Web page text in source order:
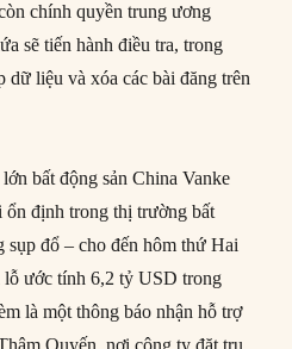
chính quyền trung ương
sẽ tiến hành điều tra, trong
dữ liệu và xóa các bài đăng trên
bất động sản China Vanke
ổn định trong thị trường bất
sụp đổ – cho đến hôm thứ Hai
ước tính 6,2 tỷ USD trong
là một thông báo nhận hỗ trợ